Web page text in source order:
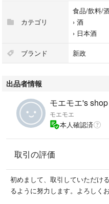
カテゴリ
食品/飲料/
› 酒
› 日本酒
ブランド 新政
出品者情報
モエモエ's shop
モエモエ
本人確認済
取引の評価
初めまして、取引していただけ
るように努力します。よろしく